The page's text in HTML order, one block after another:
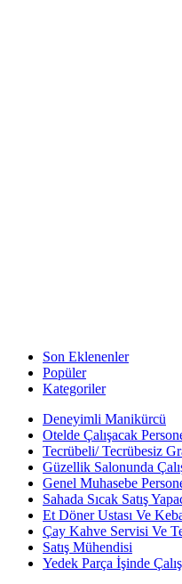
Son Eklenenler
Popüler
Kategoriler
Deneyimli Manikürcü
Otelde Çalışacak
Tecrübeli/ Tecrübesiz
Güzellik Salonunda
Genel Muhasebe
Sahada Sıcak Satış
Et Döner Ustası Ve
Çay Kahve Servisi Ve
Satış Mühendisi
Yedek Parça İşinde